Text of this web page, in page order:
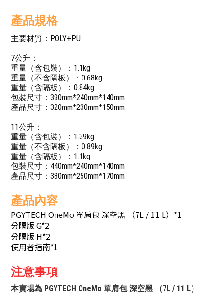
產品規格
主要材質：POLY+PU
7公升：
重量（含包裝）：1.1kg
重量（不含隔板）：0.68kg
重量（含隔板）：0.84kg
包裝尺寸：390mm*240mm*140mm
產品尺寸：320mm*230mm*150mm
11公升：
重量（含包裝）：1.39kg
重量（不含隔板）：0.89kg
重量（含隔板）：1.1kg
包裝尺寸：440mm*240mm*140mm
產品尺寸：380mm*250mm*170mm
產品內容
PGYTECH OneMo 單肩包 深空黑 （7L / 11 L）*1
分隔版 G*2
分隔版 H*2
使用者指南*1
注意事項
本賣場為 PGYTECH OneMo 單肩包 深空黑 （7L / 11 L）